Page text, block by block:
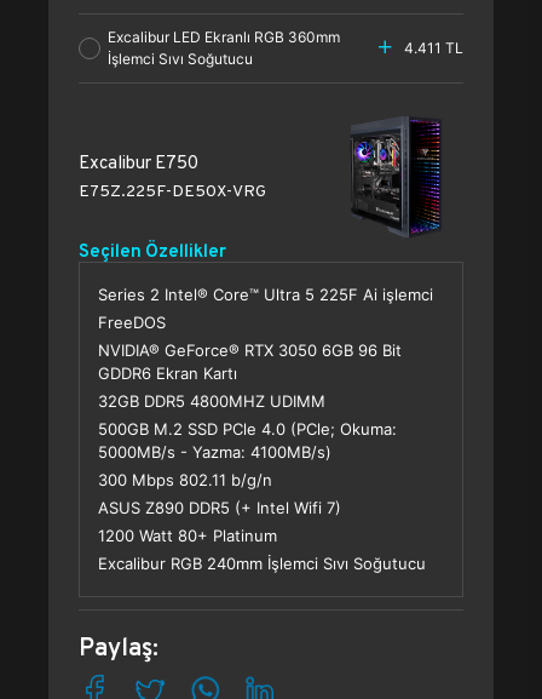
Excalibur LED Ekranlı RGB 360mm
İşlemci Sıvı Soğutucu
4.411 TL
Excalibur E750
E75Z.225F-DE50X-VRG
Seçilen Özellikler
Series 2 Intel® Core™ Ultra 5 225F Ai işlemci
FreeDOS
NVIDIA® GeForce® RTX 3050 6GB 96 Bit
GDDR6 Ekran Kartı
32GB DDR5 4800MHZ UDIMM
500GB M.2 SSD PCle 4.0 (PCle; Okuma:
5000MB/s - Yazma: 4100MB/s)
300 Mbps 802.11 b/g/n
ASUS Z890 DDR5 (+ Intel Wifi 7)
1200 Watt 80+ Platinum
Excalibur RGB 240mm İşlemci Sıvı Soğutucu
Paylaş: